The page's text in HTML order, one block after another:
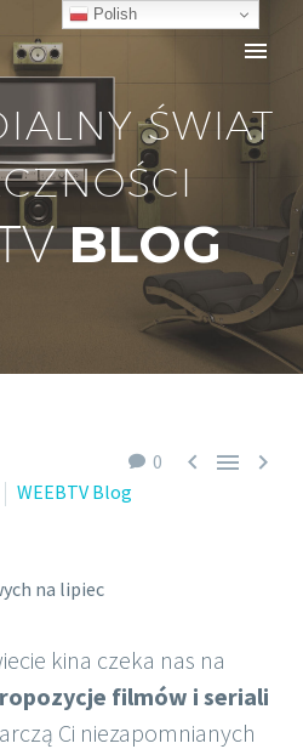
ŚWIAT
BLOG
0   
WEEBTV Blog
kina czeka nas na
filmów i seriali
Ci niezapomnianych
Polish